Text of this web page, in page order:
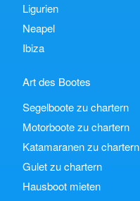
Ligurien
Neapel
Ibiza
Art des Bootes
Segelboote zu chartern
Motorboote zu chartern
Katamaranen zu chartern
Gulet zu chartern
Hausboot mieten